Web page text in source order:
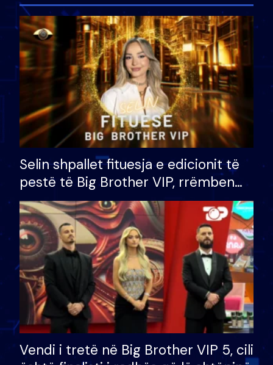
Selin shpallet fituesja e edicionit të
pestë të Big Brother VIP, rrëmben
çmimin e madh prej 100 mijë eurosh
Vendi i tretë në Big Brother VIP 5, cili